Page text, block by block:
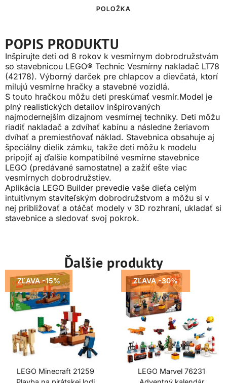
POLOŽKA
POPIS PRODUKTU
Inšpirujte deti od 8 rokov k vesmírnym dobrodružstvám
so stavebnicou LEGO® Technic Vesmírny nakladač LT78
(42178). Výborný darček pre chlapcov a dievčatá, ktorí
milujú vesmírne hračky a stavebné vozidlá.
S touto hračkou môžu deti preskúmať vesmír.Model je
plný realistických detailov inšpirovaných
najmodernejším dizajnom vesmírnej techniky. Deti môžu
riadiť nakladač a zdvíhať kabínu a následne žeriavom
dvíhať a premiestňovať náklad. Stavebnica obsahuje aj
špeciálny dielik zámku, takže deti môžu k modelu
pripojiť aj ďalšie kompatibilné vesmírne stavebnice
LEGO (predávané samostatne) a zažiť ešte viac
vesmírnych dobrodružstiev.
Aplikácia LEGO Builder prevedie vaše dieťa celým
intuitívnym staviteľským dobrodružstvom a môžu si v
nej približovať a otáčať modely v 3D rozhraní, ukladať si
stavebnice a sledovať svoj pokrok.
Ďalšie produkty
ZĽAVA -15%
LEGO Minecraft 21259
ZĽAVA -30%
LEGO Marvel 76231